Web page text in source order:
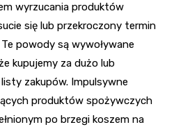
wyrzucania produktów
się lub przekroczony termin
powody są wywoływane
kupujemy za dużo lub
zakupów. Impulsywne
produktów spożywczych
po brzegi koszem na